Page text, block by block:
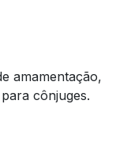
amamentação,
cônjuges.